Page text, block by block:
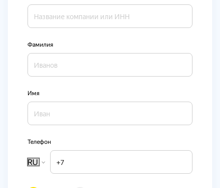
Фамилия
Имя
Телефон
RU